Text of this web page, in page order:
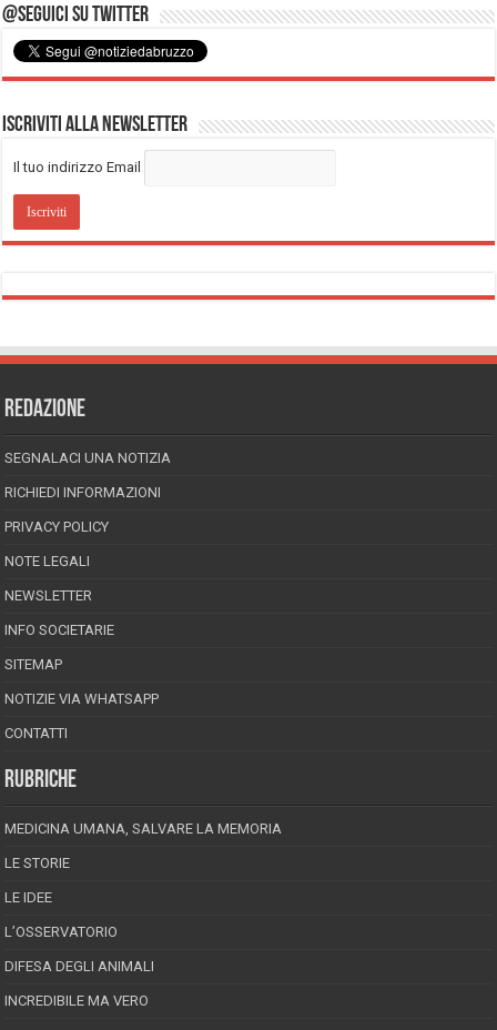
@Seguici su Twitter
Iscriviti alla Newsletter
Il tuo indirizzo Email
REDAZIONE
SEGNALACI UNA NOTIZIA
RICHIEDI INFORMAZIONI
PRIVACY POLICY
NOTE LEGALI
NEWSLETTER
INFO SOCIETARIE
SITEMAP
NOTIZIE VIA WHATSAPP
CONTATTI
RUBRICHE
MEDICINA UMANA, SALVARE LA MEMORIA
LE STORIE
LE IDEE
L’OSSERVATORIO
DIFESA DEGLI ANIMALI
INCREDIBILE MA VERO